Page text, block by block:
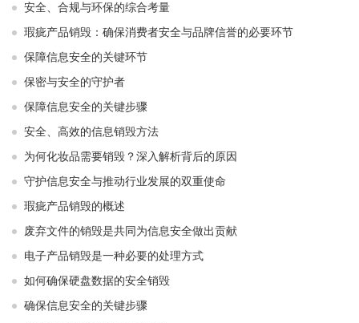
安全、合规与环保的综合考量
瑕疵产品销毁：确保消费者安全与品牌信誉的必要环节
保障信息安全的关键环节
保密与安全的守护者
保障信息安全的关键步骤
安全、高效的信息销毁方法
为何化妆品需要销毁？深入解析背后的原因
守护信息安全与推动行业发展的双重使命
瑕疵产品销毁的概述
废弃文件的销毁是共同为信息安全做出贡献
电子产品销毁是一种必要的处理方式
如何确保硬盘数据的安全销毁
确保信息安全的关键步骤